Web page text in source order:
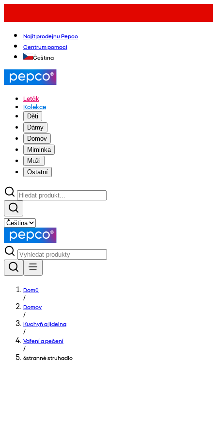
Najít prodejnu Pepco
Centrum pomoci
Čeština
Leták
Kolekce
Děti
Dámy
Domov
Miminka
Muži
Ostatní
Domů
/
Domov
/
Kuchyň a jídelna
/
Vaření a pečení
/
6stranné struhadlo